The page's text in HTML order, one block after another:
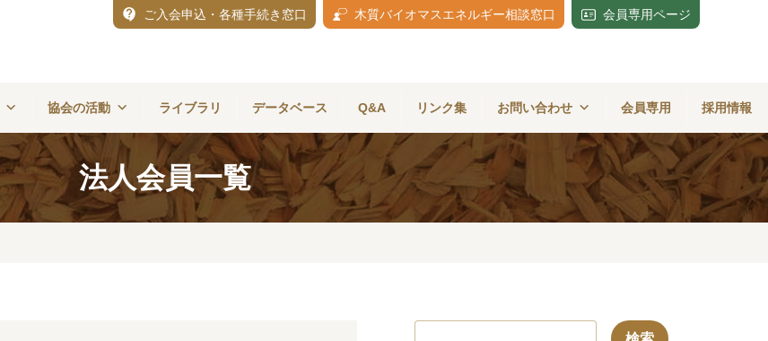
ご入会申込・各種手続き窓口 木質バイオマスエネルギー相談窓口 会員専用ページ
協会の活動 ライブラリ データベース Q&A リンク集 お問い合わせ 会員専用 採用情報
法人会員一覧